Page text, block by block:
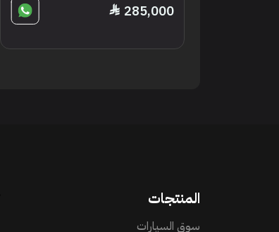
285,000
المنتجات
سوق السيارات